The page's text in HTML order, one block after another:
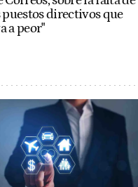
directivos que
a peor"